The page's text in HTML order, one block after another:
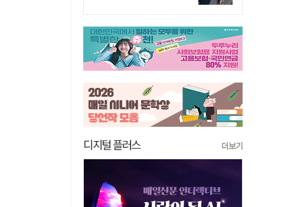
디지털 플러스 더보기